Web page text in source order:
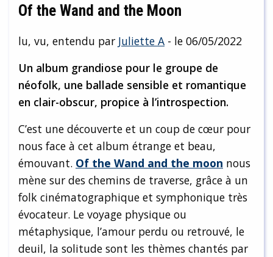
Of the Wand and the Moon
lu, vu, entendu par Juliette A - le 06/05/2022
Un album grandiose pour le groupe de
néofolk, une ballade sensible et romantique
en clair-obscur, propice à l’introspection.
C’est une découverte et un coup de cœur pour
nous face à cet album étrange et beau,
émouvant. Of the Wand and the moon nous
mène sur des chemins de traverse, grâce à un
folk cinématographique et symphonique très
évocateur. Le voyage physique ou
métaphysique, l’amour perdu ou retrouvé, le
deuil, la solitude sont les thèmes chantés par